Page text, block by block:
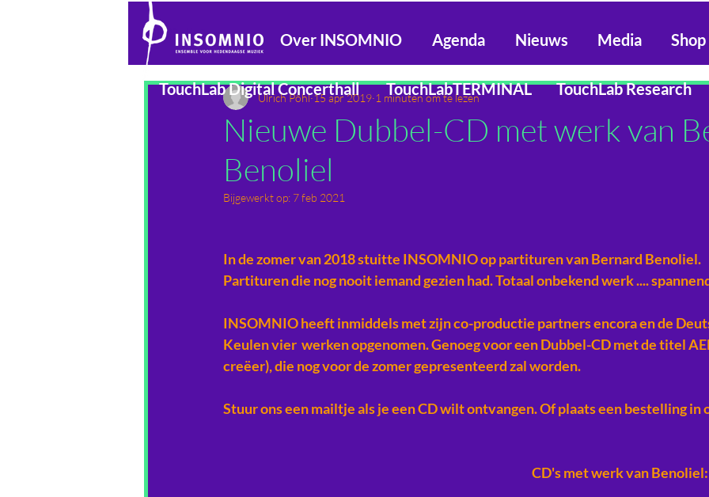
Alle Beiträge
Nieuwe Dubbel-CD met werk van
Benoliel
Ulrich Pöhl 15 apr 2019 1 minuten om te lezen
Bijgewerkt op: 7 feb 2021
In de zomer van 2018 stuitte INSOMNIO op partituren van Bernard Benoliel.
Partituren die nog nooit iemand gezien had. Totaal onbekend werk ....
INSOMNIO heeft inmiddels met zijn co-productie partners encora en de
Keulen vier  werken opgenomen. Genoeg voor een Dubbel-CD met de titel
creëer), die nog voor de zomer gepresenteerd zal worden.
Stuur ons een mailtje als je een CD wilt ontvangen. Of plaats een bestelling in
CD's met werk van Benoliel:
Over INSOMNIO Agenda Nieuws Media Shop
TouchLab Digital Concerthall TouchLabTERMINAL TouchLab Research